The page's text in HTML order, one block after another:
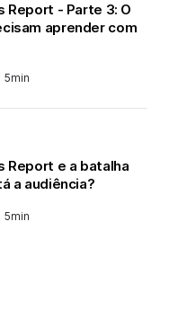
Report - Parte 3: O
aprender com
5min
Report e a batalha
a audiência?
5min